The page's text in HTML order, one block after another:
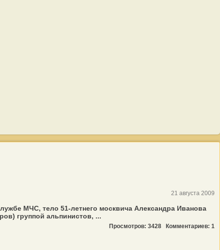
21 августа 2009
МЧС, тело 51-летнего москвича Александра Иванова
группой альпинистов, ...
Просмотров: 3428 Комментариев: 1